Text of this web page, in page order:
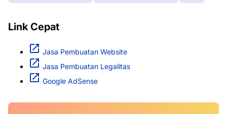
Link Cepat
Jasa Pembuatan Website
Jasa Pembuatan Legalitas
Google AdSense